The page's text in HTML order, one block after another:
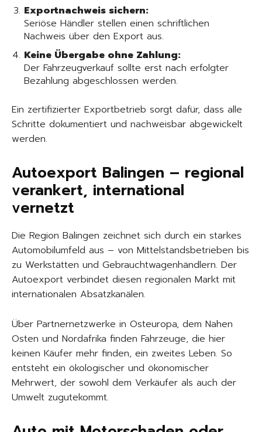
Exportnachweis sichern:
Seriöse Händler stellen einen schriftlichen
Nachweis über den Export aus.
Keine Übergabe ohne Zahlung:
Der Fahrzeugverkauf sollte erst nach erfolgter
Bezahlung abgeschlossen werden.
Ein zertifizierter Exportbetrieb sorgt dafür, dass alle
Schritte dokumentiert und nachweisbar abgewickelt
werden.
Autoexport Balingen – regional
verankert, international
vernetzt
Die Region Balingen zeichnet sich durch ein starkes
Automobilumfeld aus – von Mittelstandsbetrieben bis
zu Werkstätten und Gebrauchtwagenhändlern. Der
Autoexport verbindet diesen regionalen Markt mit
internationalen Absatzkanälen.
Über Partnernetzwerke in Osteuropa, dem Nahen
Osten und Nordafrika finden Fahrzeuge, die hier
keinen Käufer mehr finden, ein zweites Leben. So
entsteht ein ökologischer und ökonomischer
Mehrwert, der sowohl dem Verkäufer als auch der
Umwelt zugutekommt.